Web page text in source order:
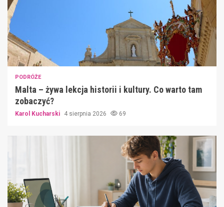
PODRÓŻE
Malta – żywa lekcja historii i kultury. Co warto tam
zobaczyć?
Karol Kucharski 4 sierpnia 2026 69